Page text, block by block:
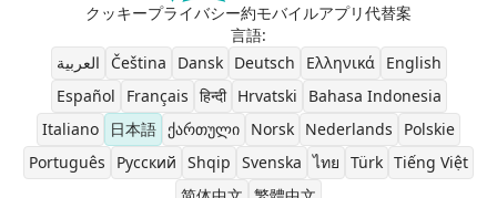
クッキープライバシー約モバイルアプリ代替案
言語:
العربية
Čeština Dansk Deutsch Ελληνικά
English
Español
Français हिन्दी Hrvatski
Bahasa Indonesia
Italiano
日本語 ქართული Norsk Nederlands
Polskie
Português
Pусский Shqip Svenska ไทย Türk Tiếng Việt